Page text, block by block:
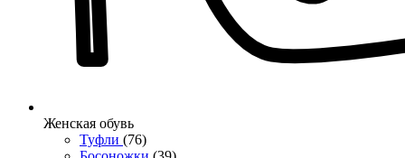
Женcкая обувь
Туфли (76)